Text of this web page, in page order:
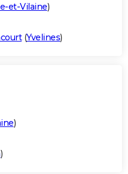
et-Vilaine)
(Yvelines)
)
)